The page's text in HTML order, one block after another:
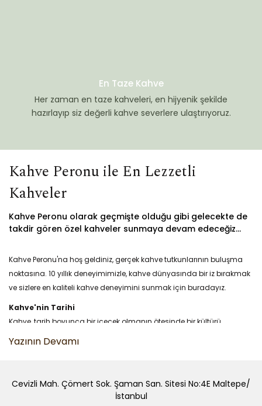
En Taze Kahve
Her zaman en taze kahveleri, en hijyenik şekilde
hazırlayıp siz değerli kahve severlere ulaştırıyoruz.
Kahve Peronu ile En Lezzetli
Kahveler
Kahve Peronu olarak geçmişte olduğu gibi gelecekte de
takdir gören özel kahveler sunmaya devam edeceğiz...
Kahve Peronu'na hoş geldiniz, gerçek kahve tutkunlarının buluşma
noktasına. 10 yıllık deneyimimizle, kahve dünyasında bir iz bırakmak
ve sizlere en kaliteli kahve deneyimini sunmak için buradayız.
Kahve'nin Tarihi
Kahve, tarih boyunca bir içecek olmanın ötesinde bir kültürü
Kahvenin sonsuz çeşitliliği ile tanışın. Arabica'dan Robusta'ya,
sıradan kahveden özel karışımlara kadar geniş bir kahve yelpazesini
Cevizli Mah. Çömert Sok. Şaman San. Sitesi No:4E Maltepe/
İstanbul